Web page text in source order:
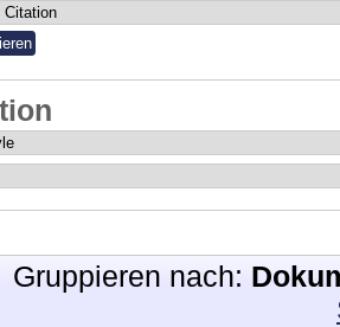
Gruppieren nach: